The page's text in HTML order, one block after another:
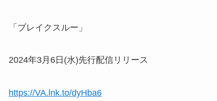
「ブレイクスルー」
2024年3月6日(水)先行配信リリース
https://VA.lnk.to/dyHba6